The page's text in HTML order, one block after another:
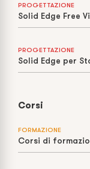
PROGETTAZIONE
Solid Edge Free
PROGETTAZIONE
Solid Edge per
Corsi
FORMAZIONE
Corsi di